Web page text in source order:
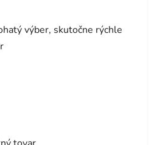
z 5 hviezdičiek.
výber, skutočne rýchle
z 5 hviezdičiek.